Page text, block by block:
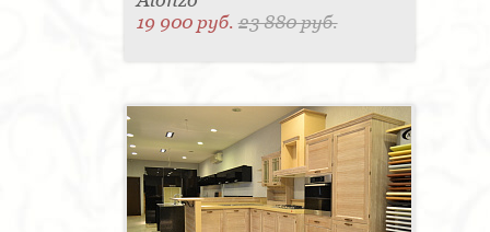
19 900 руб.23 880 руб.